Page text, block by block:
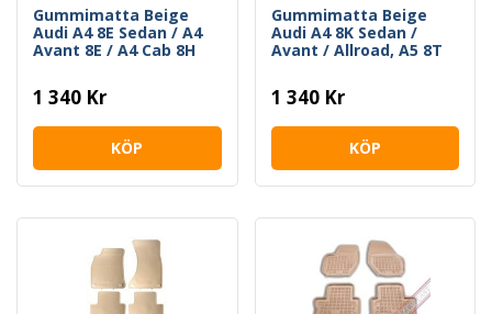
Gummimatta Beige
Audi A4 8E Sedan / A4
Avant 8E / A4 Cab 8H
1 340 Kr
KÖP
Gummimatta Beige
Audi A4 8K Sedan /
Avant / Allroad, A5 8T
1 340 Kr
KÖP